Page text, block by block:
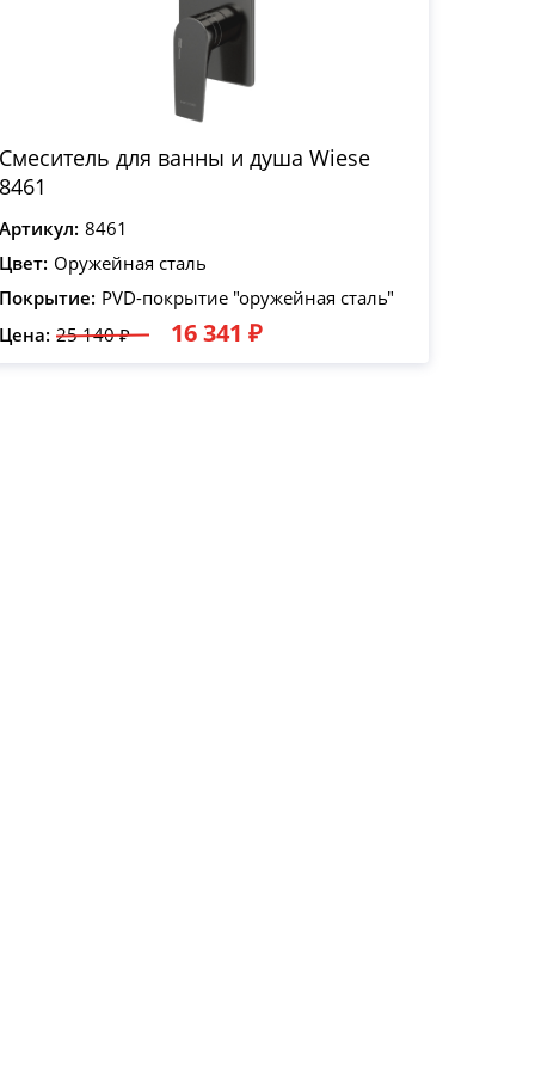
Смеситель для ванны и душа Wiese
8461
Артикул: 8461
Цвет: Оружейная сталь
Покрытие: PVD-покрытие "оружейная сталь"
Цена: 25 140 ₽ 16 341 ₽